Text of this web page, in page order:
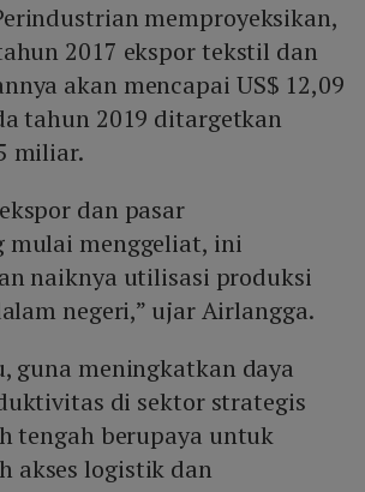
memproyeksikan,
2017 ekspor tekstil dan
akan mencapai US$ 12,09
tahun 2019 ditargetkan
miliar.
dan pasar
mulai menggeliat, ini
naiknya utilisasi produksi
negeri,” ujar Airlangga.
guna meningkatkan daya
di sektor strategis
tengah berupaya untuk
akses logistik dan